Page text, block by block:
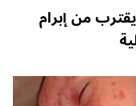
من إبرام